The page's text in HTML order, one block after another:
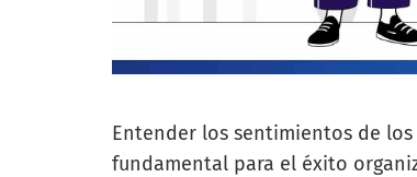
Entender los sentimientos de
fundamental para el éxito